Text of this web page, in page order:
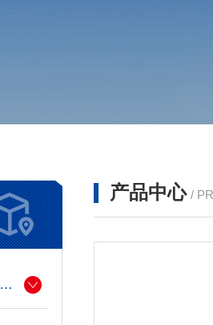
全自动次氯酸钠发生器厂家
产品中心 /